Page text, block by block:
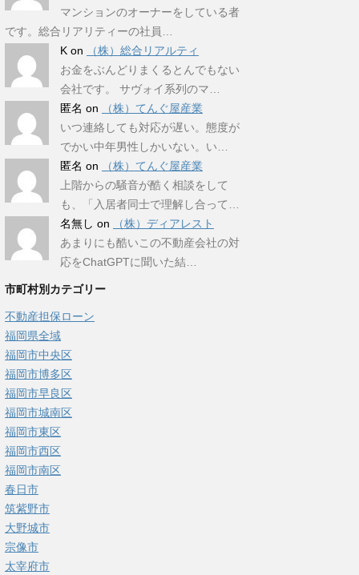
マンションのオーナーをしている者
です。総合リアリティーの社員…
K on
（株）総合リアルティ
お金をぶんどりまくるとんでもない
会社です。 サヴォイ系列のマ…
匿名 on
（株）てんぐ屋産業
いつ連絡しても対応が遅い。態度が
でかい中年男性しかいない。い…
匿名 on
（株）てんぐ屋産業
上階からの騒音が酷く相談をして
も、「入居者同士で理解し合って…
名無し on
（株）ディアレスト
あまりにも酷いこの不動産会社の対
応をChatGPTに聞いた結…
市町村別カテゴリー
不動産担保ローン
福岡県全域
福岡市中央区
福岡市博多区
福岡市早良区
福岡市城南区
福岡市東区
福岡市西区
福岡市南区
春日市
筑紫野市
大野城市
宗像市
太宰府市